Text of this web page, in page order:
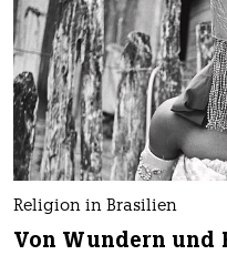
Religion in Brasilien
Von Wundern und